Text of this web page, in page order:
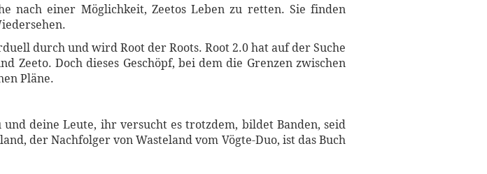
nach einer Möglichkeit, Zeetos Leben zu retten. Sie finden
durch und wird Root der Roots. Root 2.0 hat auf der Suche
Zeeto. Doch dieses Geschöpf, bei dem die Grenzen zwischen
Pläne.
deine Leute, ihr versucht es trotzdem, bildet Banden, seid
der Nachfolger von Wasteland vom Vögte-Duo, ist das Buch